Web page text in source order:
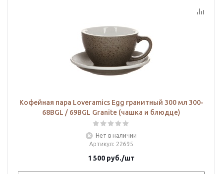
Кофейная пара Loveramics Egg гранитный 300 мл 300-
68BGL / 69BGL Granite (чашка и блюдце)
Нет в наличии
Артикул: 22695
1 500 руб./шт